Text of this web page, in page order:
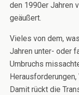
den 1990er Jahren
geäußert.
Vieles von dem,
Jahren unter- oder
Umbruchs
Damit rückt die